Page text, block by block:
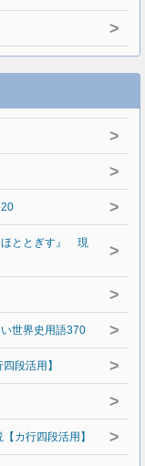
>
>
>
>
ほととぎす』 現
>
>
世界史用語370 >
段活用】 >
>
カ行四段活用】 >